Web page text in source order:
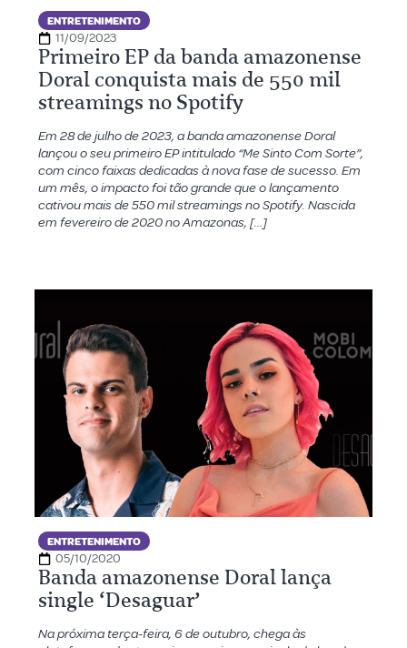
ENTRETENIMENTO
11/09/2023
Primeiro EP da banda amazonense
Doral conquista mais de 550 mil
streamings no Spotify
Em 28 de julho de 2023, a banda amazonense Doral
lançou o seu primeiro EP intitulado “Me Sinto Com Sorte”,
com cinco faixas dedicadas à nova fase de sucesso. Em
um mês, o impacto foi tão grande que o lançamento
cativou mais de 550 mil streamings no Spotify. Nascida
em fevereiro de 2020 no Amazonas, […]
ENTRETENIMENTO
05/10/2020
Banda amazonense Doral lança
single ‘Desaguar’
Na próxima terça-feira, 6 de outubro, chega às